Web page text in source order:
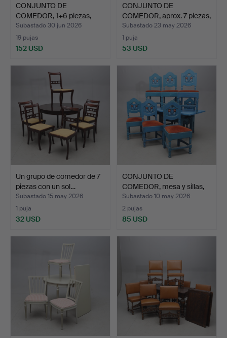
CONJUNTO DE
COMEDOR, 1+6 piezas,
pino, pos…
Subastado 30 jun 2026
19 pujas
152 USD
CONJUNTO DE
COMEDOR, aprox. 7 piezas,
made…
Subastado 23 may 2026
1 puja
53 USD
Un grupo de comedor de 7
piezas con un sol…
Subastado 15 may 2026
1 puja
32 USD
CONJUNTO DE
COMEDOR, mesa y sillas,
1+8 pi…
Subastado 10 may 2026
2 pujas
85 USD